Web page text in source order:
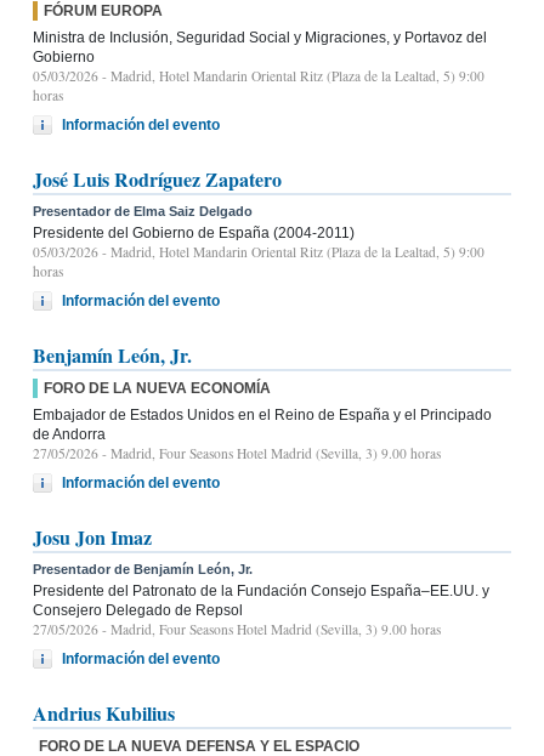
FÓRUM EUROPA
Ministra de Inclusión, Seguridad Social y Migraciones, y Portavoz del
Gobierno
05/03/2026 - Madrid, Hotel Mandarin Oriental Ritz (Plaza de la Lealtad, 5) 9:00
horas
Información del evento
José Luis Rodríguez Zapatero
Presentador de Elma Saiz Delgado
Presidente del Gobierno de España (2004-2011)
05/03/2026 - Madrid, Hotel Mandarin Oriental Ritz (Plaza de la Lealtad, 5) 9:00
horas
Información del evento
Benjamín León, Jr.
FORO DE LA NUEVA ECONOMÍA
Embajador de Estados Unidos en el Reino de España y el Principado
de Andorra
27/05/2026 - Madrid, Four Seasons Hotel Madrid (Sevilla, 3) 9.00 horas
Información del evento
Josu Jon Imaz
Presentador de Benjamín León, Jr.
Presidente del Patronato de la Fundación Consejo España–EE.UU. y
Consejero Delegado de Repsol
27/05/2026 - Madrid, Four Seasons Hotel Madrid (Sevilla, 3) 9.00 horas
Información del evento
Andrius Kubilius
FORO DE LA NUEVA DEFENSA Y EL ESPACIO